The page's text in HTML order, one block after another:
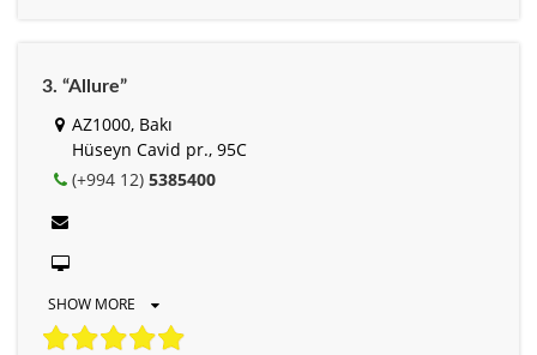
3. “Allure”
AZ1000, Bakı
Hüseyn Cavid pr., 95C
(+994 12) 5385400
SHOW MORE